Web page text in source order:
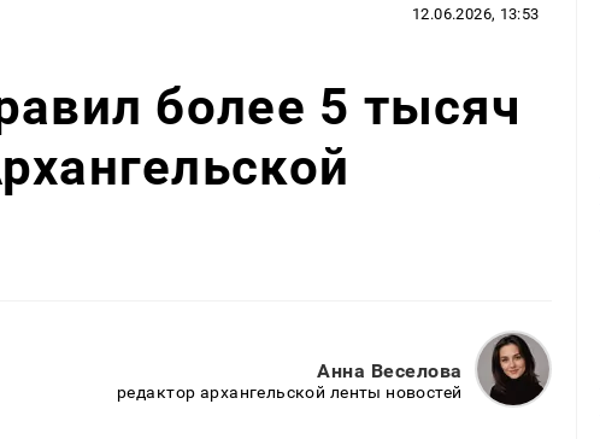
12.06.2026, 13:53
более 5 тысяч
Анна Веселова
редактор архангельской ленты новостей